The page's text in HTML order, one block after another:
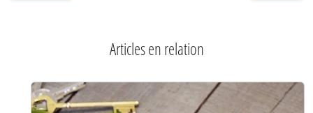
Articles en relation